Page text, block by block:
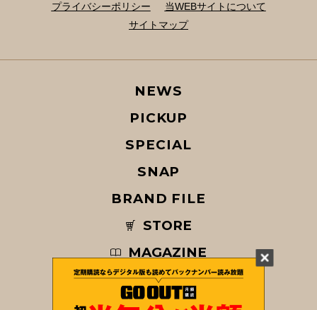
プライバシーポリシー
当WEBサイトについて
サイトマップ
NEWS
PICKUP
SPECIAL
SNAP
BRAND FILE
STORE
MAGAZINE